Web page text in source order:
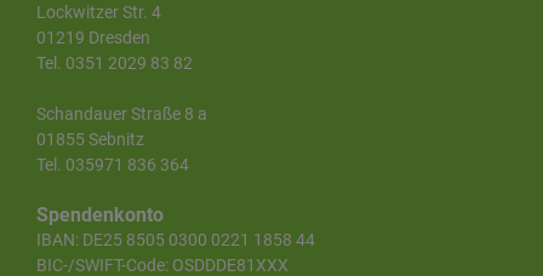
Lockwitzer Str. 4
01219 Dresden
Tel. 0351 2029 83 82
Schandauer Straße 8 a
01855 Sebnitz
Tel. 035971 836 364
Spendenkonto
IBAN: DE25 8505 0300 0221 1858 44
BIC-/SWIFT-Code: OSDDDE81XXX